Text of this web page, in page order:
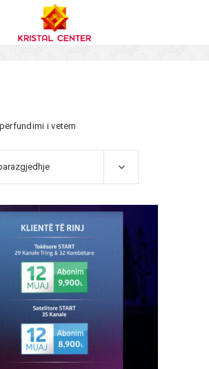
i vetëm